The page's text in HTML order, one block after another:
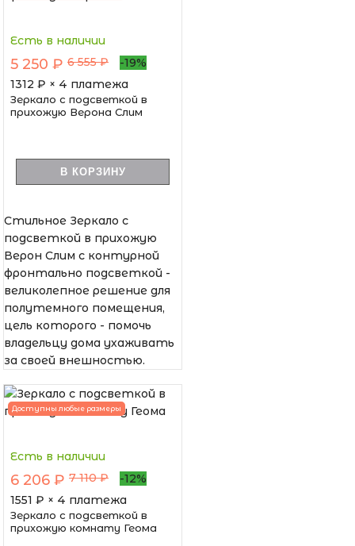
Есть в наличии
5 250 ₽ 6 555 ₽
-19%
1312 ₽ × 4 платежа
Зеркало с подсветкой в
прихожую Верона Слим
В КОРЗИНУ
Стильное Зеркало с
подсветкой в прихожую
Верон Слим с контурной
фронтально подсветкой -
великолепное решение для
полутемного помещения,
цель которого - помочь
владельцу дома ухаживать
за своей внешностью.
Доступны любые размеры
Есть в наличии
6 206 ₽ 7 110 ₽
-12%
1551 ₽ × 4 платежа
Зеркало с подсветкой в
прихожую комнату Геома